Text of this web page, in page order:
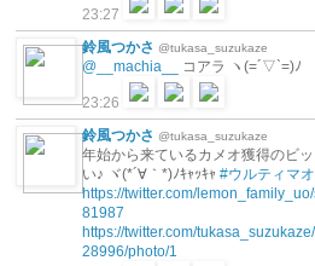
23:27
鈴風つかさ @tukasa_suzukaze
@__machia__ コアラ ヽ(=´▽`=)ﾉ
23:26
鈴風つかさ @tukasa_suzukaze
年始から来ているカメオ獲得のビ
い♪ ヾ(*´∀｀*)ﾉｷｬｯｷｬ #ウルティマ
https://twitter.com/
81987
https://twitter.com/
28996/photo/1